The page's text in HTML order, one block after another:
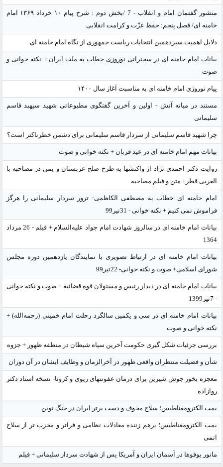
منشور گفتمان امام و انقلاب - 7 /بخش دوم : شرح پیام ۱۰ خرداد ۱۳۶۹ امام
خامنه ای/ فصل پنجم: حفظ عزّت و کرامت انقلابی
دلایل اهمیت سیزدهمین انتخابات ریاست جمهوری از نگاه امام خامنه ای
بیانات امام خامنه ای در سخنرانی نوروزی خطاب به ملت ایران + نکته خوانی و
صوت
پیام نوروزی امام خامنه ای به مناسبت آغاز سال ۱۴۰۰
مستند در میانه آتش - اولین و آخرین گفتگوی مطبوعاتی شهید سپهبد قاسم
سلیمانی
چرا شهید قاسم سلیمانی از سردار قاسم سلیمانی برای دشمن خطرناکتر است؟
بیانات مهم امام خامنه ای در عید قربان + نکته خوانی و صوت
روایت دکتر احمدی نژاد از واکنشها به طرح صلح عربستان و یمن در مصاحبه با
العربی قطر+ متن و فیلم مصاحبه
امام خامنه ای خطاب به مصطفی الکاظمی: ترور سردار سلیمانی را هرگز
فراموش نمی کنیم + نکته خوانی - 31تیر99
بیانات امام خامنه ای در سالروز شهادت امام جواد علیه‌السلام + فیلم - 26 مرداد
1364
بیانات امام خامنه ای در ارتباط تصویری با نمایندگان یازدهمین دوره مجلس
شورای اسلامی+ صوت و نکته خوانی- 22تیر99
بیانات امام خامنه ای در دیدار رئیس و مسئولان قوه قضائیه + صوت و نکته خوانی
- 7تیر1399
بیانات امام خامنه ای در سی و یکمین سالگرد رحلت امام خمینی (رحمه‌الله) +
نکته خوانی و صوت
بررسی جزئیات شکل گیری حکومت آخرین سپاه شیطان در منطقه ظهور + جزوه
شأن و فضیلت منتظران واقعی ظهور در آخرالزمان و وظایف ایشان در آن دوران
معجزه بخور جوش شیرین برای درمان عفونتهای ریوی و کرونا- نسخه استاد دکتر
روازاده
بمب الکترومغناطیس؛ سلاح مخوف و دست برتر ایران در جنگ نوین
بمب الکترومغناطیس؛ برهم زننده معادلات نظامی و فراتر و مخرب تر از سلاح
اتمی
مانور یوفوها در آسمان ایران و آمریکا پس از شهادت سردار سلیمانی + فیلم